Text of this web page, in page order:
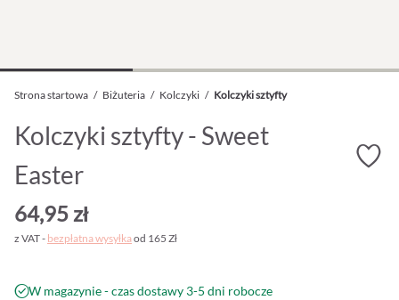
Strona startowa / Biżuteria / Kolczyki / Kolczyki sztyfty
Kolczyki sztyfty - Sweet
Easter
64,95 zł
z VAT - bezpłatna wysyłkaod 165 Zł
W magazynie - czas dostawy 3-5 dni robocze